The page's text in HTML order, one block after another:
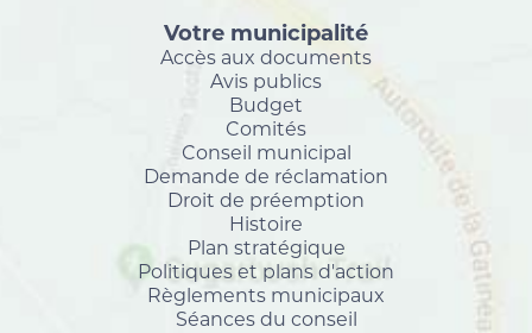
Votre municipalité
Accès aux documents
Avis publics
Budget
Comités
Conseil municipal
Demande de réclamation
Droit de préemption
Histoire
Plan stratégique
Politiques et plans d'action
Règlements municipaux
Séances du conseil